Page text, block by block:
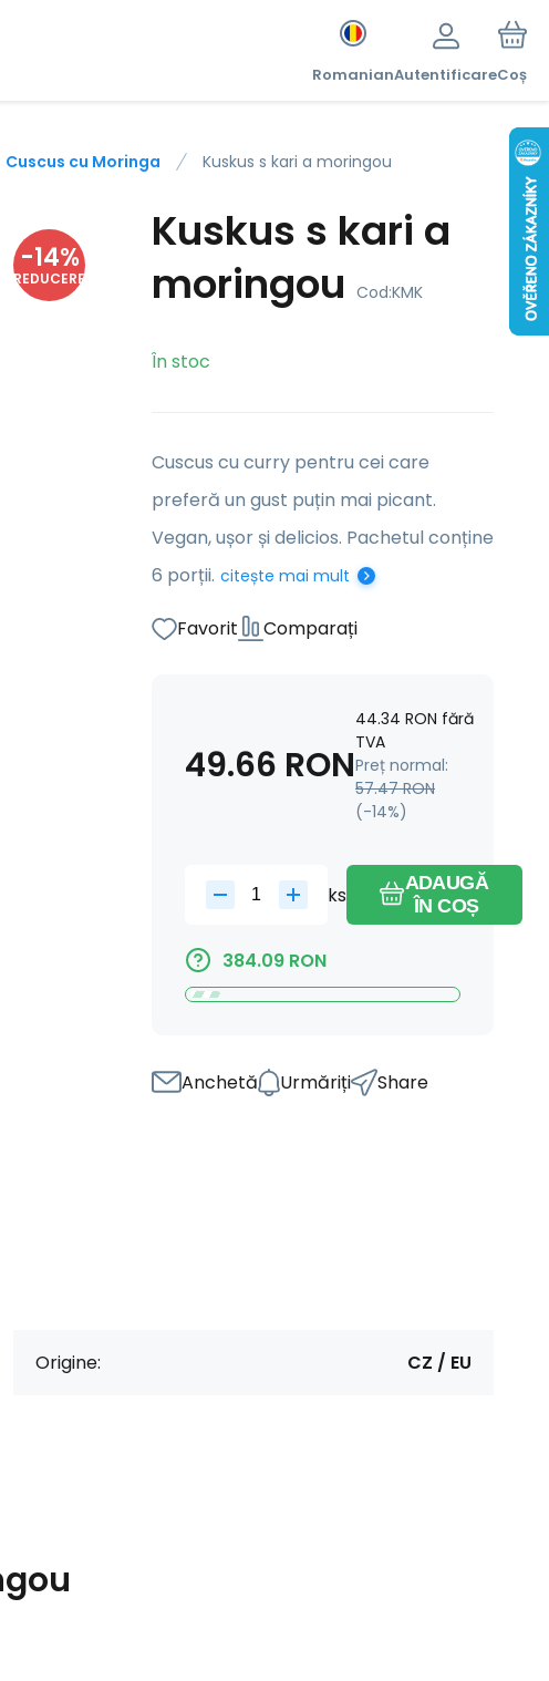
RomanianAutentificareCoș
Cuscus cu Moringa Kuskus s kari a moringou
-14%
REDUCERE
Kuskus s kari a
moringou Cod:KMK
În stoc
Cuscus cu curry pentru cei care
preferă un gust puțin mai picant.
Vegan, ușor și delicios. Pachetul conține
6 porții. citește mai mult
Favorit Comparați
49.66 RON
44.34 RON fără
TVA
Preț normal:
57.47 RON
(-14%)
ks
ADAUGĂ
ÎN COȘ
384.09 RON
Anchetă Urmăriți Share
Origine: CZ / EU